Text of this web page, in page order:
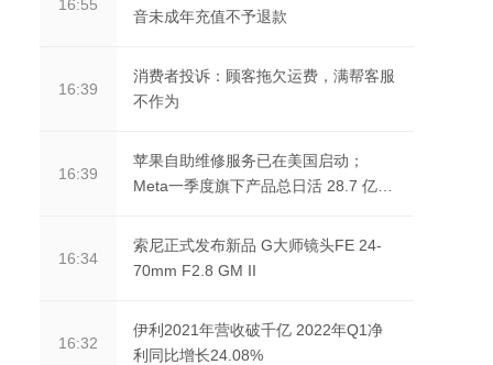
16:55
音未成年充值不予退款
16:39
消费者投诉：顾客拖欠运费，满帮客服
不作为
16:39
苹果自助维修服务已在美国启动；
Meta一季度旗下产品总日活 28.7 亿
16:34
索尼正式发布新品 G大师镜头FE 24-
70mm F2.8 GM II
16:32
伊利2021年营收破千亿 2022年Q1净
利同比增长24.08%